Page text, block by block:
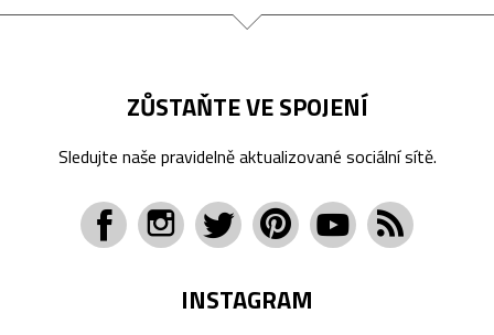
ZŮSTAŇTE VE SPOJENÍ
Sledujte naše pravidelně aktualizované sociální sítě.
INSTAGRAM